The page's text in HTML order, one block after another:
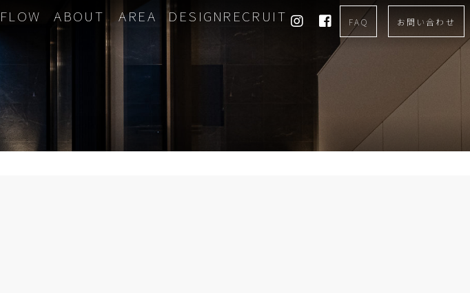
FLOW ABOUT AREA DESIGNRECRUIT FAQ お問い合わせ